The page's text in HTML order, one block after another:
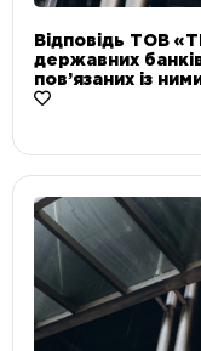
Відповідь ТОВ
державних
пов’язаних із